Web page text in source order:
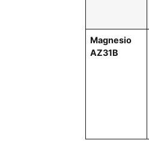
Magnesio
AZ31B